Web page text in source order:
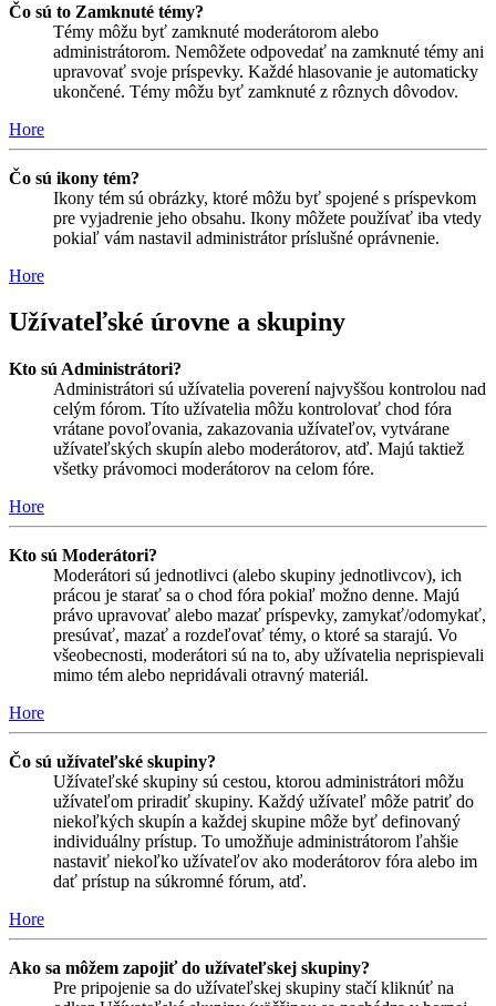
Čo sú to Zamknuté témy?
Témy môžu byť zamknuté moderátorom alebo
administrátorom. Nemôžete odpovedať na zamknuté témy ani
upravovať svoje príspevky. Každé hlasovanie je automaticky
ukončené. Témy môžu byť zamknuté z rôznych dôvodov.
Hore
Čo sú ikony tém?
Ikony tém sú obrázky, ktoré môžu byť spojené s príspevkom
pre vyjadrenie jeho obsahu. Ikony môžete používať iba vtedy
pokiaľ vám nastavil administrátor príslušné oprávnenie.
Hore
Užívateľské úrovne a skupiny
Kto sú Administrátori?
Administrátori sú užívatelia poverení najvyššou kontrolou nad
celým fórom. Títo užívatelia môžu kontrolovať chod fóra
vrátane povoľovania, zakazovania užívateľov, vytvárane
užívateľských skupín alebo moderátorov, atď. Majú taktiež
všetky právomoci moderátorov na celom fóre.
Hore
Kto sú Moderátori?
Moderátori sú jednotlivci (alebo skupiny jednotlivcov), ich
prácou je starať sa o chod fóra pokiaľ možno denne. Majú
právo upravovať alebo mazať príspevky, zamykať/odomykať,
presúvať, mazať a rozdeľovať témy, o ktoré sa starajú. Vo
všeobecnosti, moderátori sú na to, aby užívatelia neprispievali
mimo tém alebo nepridávali otravný materiál.
Hore
Čo sú užívateľské skupiny?
Užívateľské skupiny sú cestou, ktorou administrátori môžu
užívateľom priradiť skupiny. Každý užívateľ môže patriť do
niekoľkých skupín a každej skupine môže byť definovaný
individuálny prístup. To umožňuje administrátorom ľahšie
nastaviť niekoľko užívateľov ako moderátorov fóra alebo im
dať prístup na súkromné fórum, atď.
Hore
Ako sa môžem zapojiť do užívateľskej skupiny?
Pre pripojenie sa do užívateľskej skupiny stačí kliknúť na